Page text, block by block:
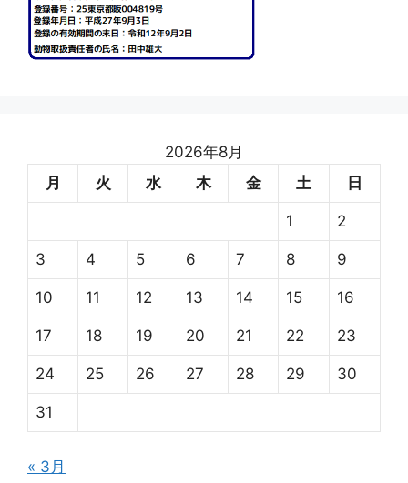
2026年8月
月
火 水 木 金 土 日
1 2
3 4 5 6 7 8 9
10 11 12 13 14 15 16
17 18 19 20 21 22 23
24 25 26 27 28 29 30
31
« 3月